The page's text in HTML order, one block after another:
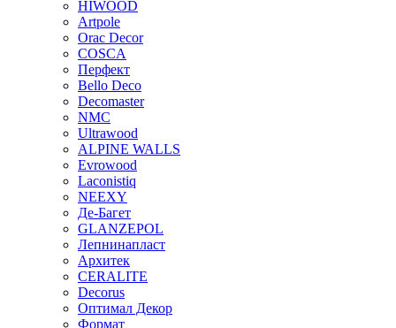
HIWOOD
Artpole
Orac Decor
COSCA
Перфект
Bello Deco
Decomaster
NMС
Ultrawood
ALPINE WALLS
Evrowood
Laconistiq
NEEXY
Де-Багет
GLANZEPOL
Лепнинапласт
Архитек
CERALITE
Decorus
Оптимал Декор
Формат